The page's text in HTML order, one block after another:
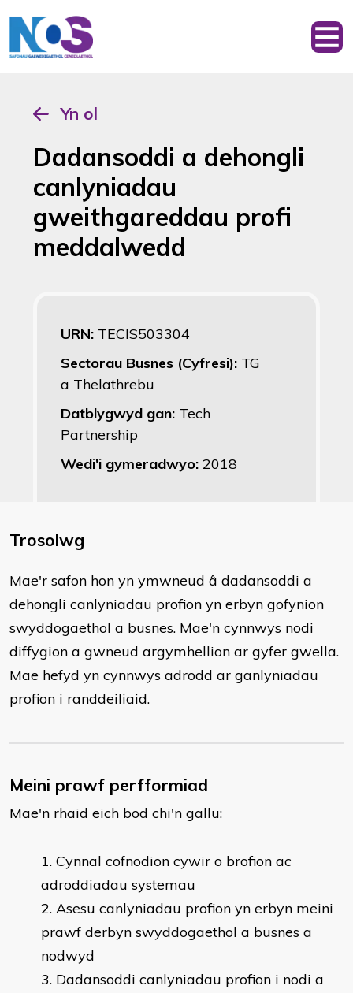
Yn ol
Dadansoddi a dehongli
canlyniadau
gweithgareddau profi
meddalwedd
URN: TECIS503304
Sectorau Busnes (Cyfresi): TG
a Thelathrebu
Datblygwyd gan: Tech
Partnership
Wedi'i gymeradwyo: 2018
Trosolwg
Mae'r safon hon yn ymwneud â dadansoddi a
dehongli canlyniadau profion yn erbyn gofynion
swyddogaethol a busnes. Mae'n cynnwys nodi
diffygion a gwneud argymhellion ar gyfer gwella.
Mae hefyd yn cynnwys adrodd ar ganlyniadau
profion i randdeiliaid.
Meini prawf perfformiad
Mae'n rhaid eich bod chi'n gallu:
Cynnal cofnodion cywir o brofion ac
adroddiadau systemau
Asesu canlyniadau profion yn erbyn meini
prawf derbyn swyddogaethol a busnes a
nodwyd
Dadansoddi canlyniadau profion i nodi a